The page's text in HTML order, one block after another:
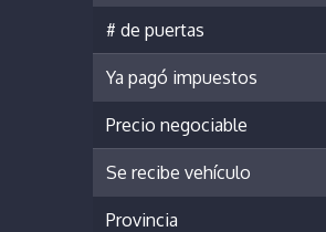
# de puertas
Ya pagó impuestos
Precio negociable
Se recibe vehículo
Provincia